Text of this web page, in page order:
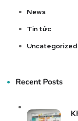
News
Tin tức
Uncategorized
Recent Posts